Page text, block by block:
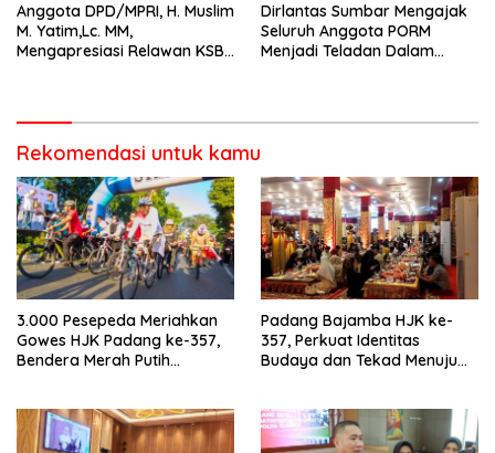
Anggota DPD/MPRI, H. Muslim
M. Yatim,Lc. MM,
Mengapresiasi Relawan KSB
Dirlantas Sumbar Mengajak
Seluruh Anggota PORM
Menjadi Teladan Dalam
Berkendara
Rekomendasi untuk kamu
3.000 Pesepeda Meriahkan
Gowes HJK Padang ke-357,
Bendera Merah Putih
Padang Bajamba HJK ke-
357, Perkuat Identitas
Budaya dan Tekad Menuju